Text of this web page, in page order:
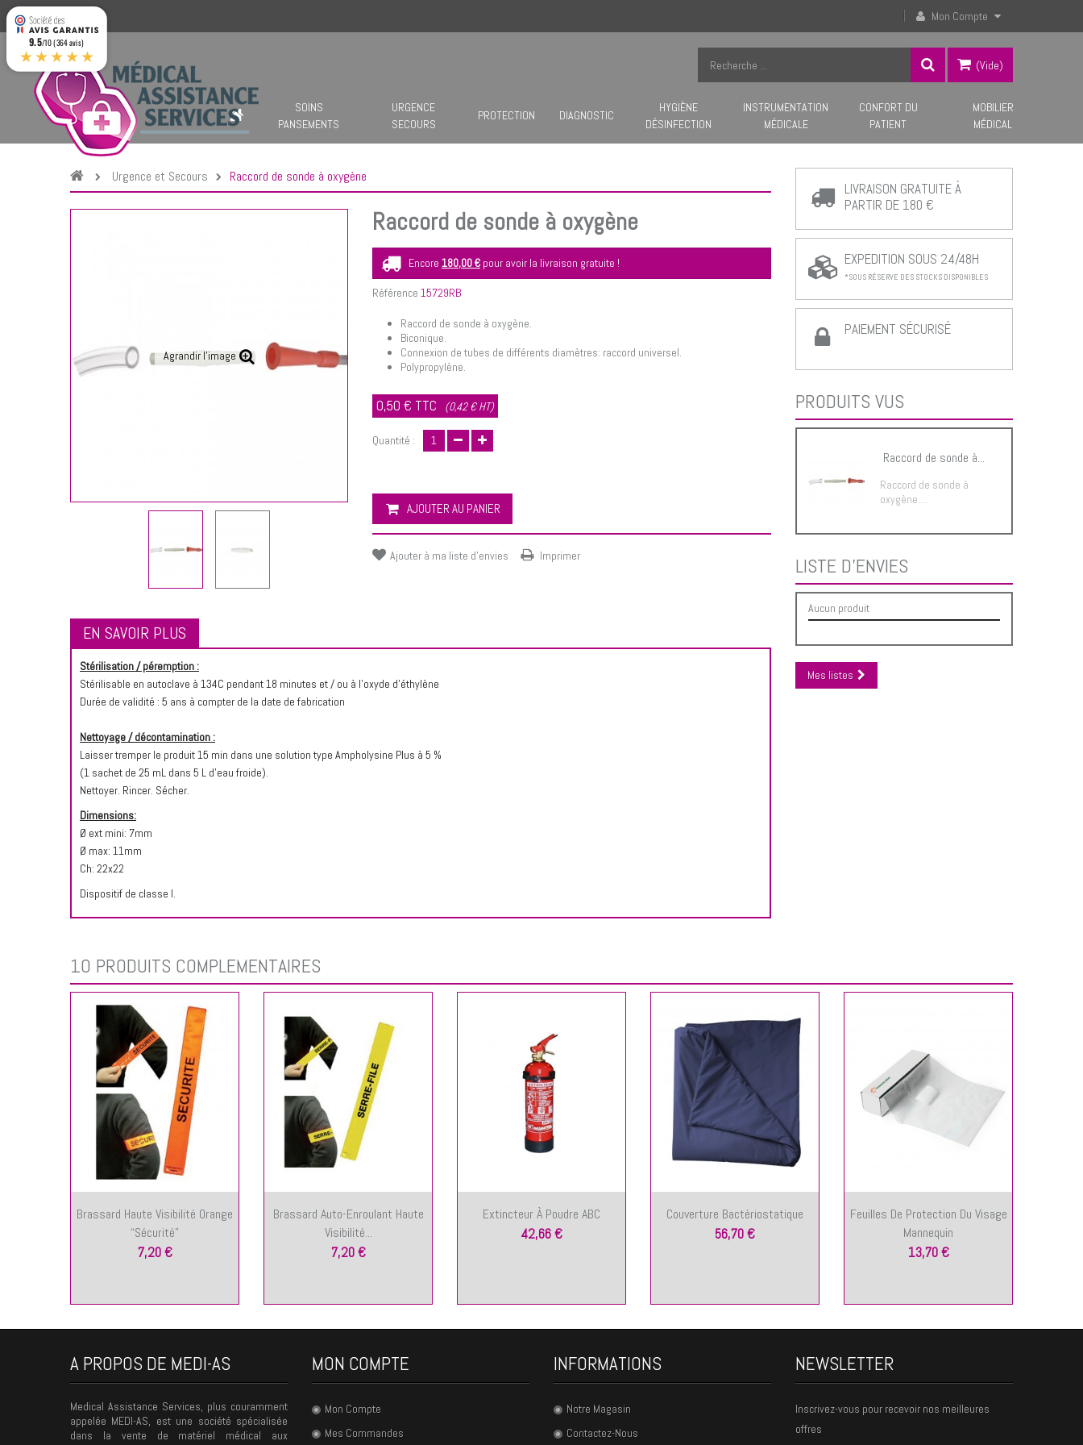
Mon Compte
(vide)
SOINS
PANSEMENTS
URGENCE
SECOURS
PROTECTION DIAGNOSTIC
HYGIÈNE
DÉSINFECTION
INSTRUMENTATION
MÉDICALE
CONFORT DU
PATIENT
MOBILIER
MÉDICAL
Urgence et Secours Raccord de sonde à oxygène
Agrandir l'image
Raccord de sonde à oxygène
Encore 180,00 € pour avoir la livraison gratuite !
Référence 15729RB
Raccord de sonde à oxygène.
Biconique.
Connexion de tubes de différents diamètres: raccord universel.
Polypropylène.
0,50 € TTC (0,42 € HT)
Quantité :
AJOUTER AU PANIER
Ajouter à ma liste d'envies Imprimer
EN SAVOIR PLUS
Stérilisation / péremption :
Stérilisable en autoclave à 134C pendant 18 minutes et / ou à l’oxyde d’éthylène
Durée de validité : 5 ans à compter de la date de fabrication
Nettoyage / décontamination :
Laisser tremper le produit 15 min dans une solution type Ampholysine Plus à 5 %
(1 sachet de 25 mL dans 5 L d'eau froide).
Nettoyer. Rincer. Sécher.
Dimensions:
Ø ext mini: 7mm
Ø max: 11mm
Ch: 22x22
Dispositif de classe I.
LIVRAISON GRATUITE À
PARTIR DE 180 €
EXPEDITION SOUS 24/48H
*SOUS RÉSERVE DES STOCKS DISPONIBLES
PAIEMENT SÉCURISÉ
PRODUITS VUS
Raccord de sonde à...
Raccord de sonde à
oxygène....
LISTE D'ENVIES
Aucun produit
Mes listes
10 PRODUITS COMPLÉMENTAIRES
Brassard Haute Visibilité Orange
“Sécurité”
7,20 €
Brassard Auto-Enroulant Haute
Visibilité...
7,20 €
Extincteur À Poudre ABC
42,66 €
Couverture Bactériostatique
56,70 €
Feuilles De Protection Du Visage
Mannequin
13,70 €
A PROPOS DE MEDI-AS
Medical Assistance Services, plus couramment
appelée MEDI-AS, est une société spécialisée
dans la vente de matériel médical aux
MON COMPTE
Mon Compte
Mes Commandes
INFORMATIONS
Notre Magasin
Contactez-Nous
NEWSLETTER
Inscrivez-vous pour recevoir nos meilleures
offres
9.5/10 (364 avis)
★★★★★